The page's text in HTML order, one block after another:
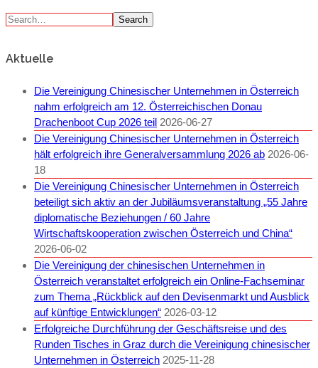
Search
Aktuelle
Die Vereinigung Chinesischer Unternehmen in Österreich
nahm erfolgreich am 12. Österreichischen Donau
Drachenboot Cup 2026 teil 2026-06-27
Die Vereinigung Chinesischer Unternehmen in Österreich
hält erfolgreich ihre Generalversammlung 2026 ab 2026-06-
18
Die Vereinigung Chinesischer Unternehmen in Österreich
beteiligt sich aktiv an der Jubiläumsveranstaltung „55 Jahre
diplomatische Beziehungen / 60 Jahre
Wirtschaftskooperation zwischen Österreich und China“
2026-06-02
Die Vereinigung der chinesischen Unternehmen in
Österreich veranstaltet erfolgreich ein Online-Fachseminar
zum Thema „Rückblick auf den Devisenmarkt und Ausblick
auf künftige Entwicklungen“ 2026-03-12
Erfolgreiche Durchführung der Geschäftsreise und des
Runden Tisches in Graz durch die Vereinigung chinesischer
Unternehmen in Österreich 2025-11-28